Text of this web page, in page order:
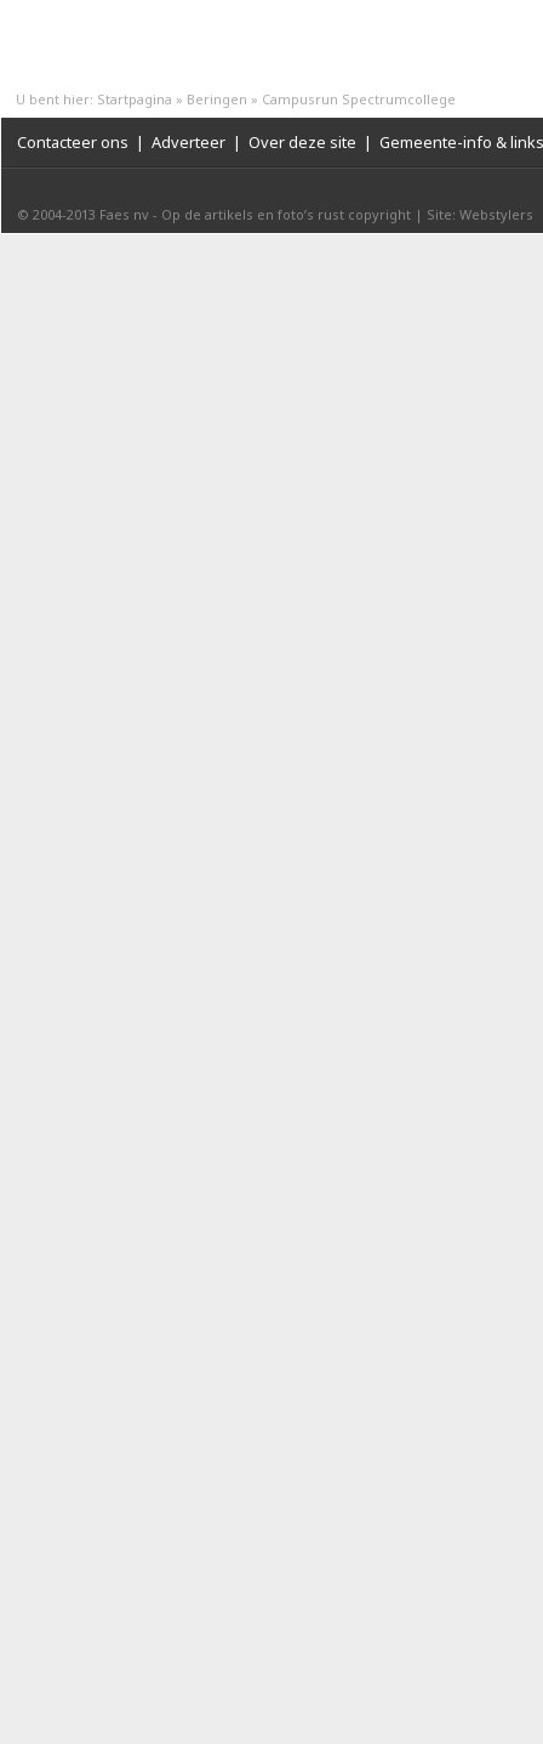
U bent hier: Startpagina » Beringen » Campusrun Spectrumcollege
Contacteer ons | Adverteer | Over deze site | Gemeente-info & links
© 2004-2013 Faes nv - Op de artikels en foto’s rust copyright | Site: Webstylers